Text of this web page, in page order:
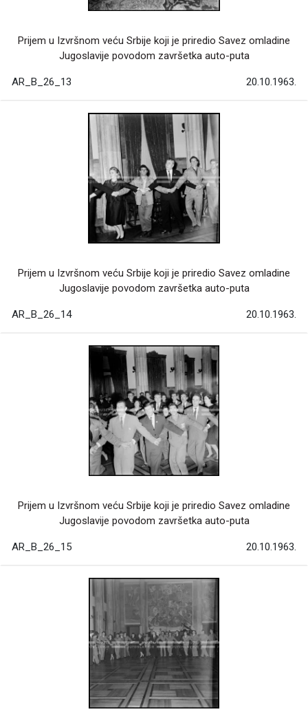
Prijem u Izvršnom veću Srbije koji je priredio Savez omladine
Jugoslavije povodom završetka auto-puta
AR_B_26_13 20.10.1963.
Prijem u Izvršnom veću Srbije koji je priredio Savez omladine
Jugoslavije povodom završetka auto-puta
AR_B_26_14 20.10.1963.
Prijem u Izvršnom veću Srbije koji je priredio Savez omladine
Jugoslavije povodom završetka auto-puta
AR_B_26_15 20.10.1963.